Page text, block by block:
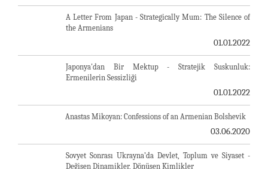
A Letter From Japan - Strategically Mum: The Silence of
the Armenians
01.01.2022
Japonya'dan Bir Mektup - Stratejik Suskunluk:
Ermenilerin Sessizliği
01.01.2022
Anastas Mikoyan: Confessions of an Armenian Bolshevik
03.06.2020
Sovyet Sonrası Ukrayna’da Devlet, Toplum ve Siyaset -
Değişen Dinamikler, Dönüşen Kimlikler